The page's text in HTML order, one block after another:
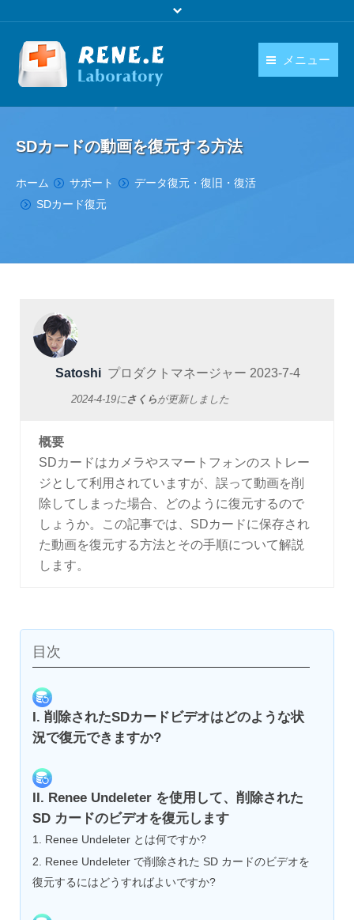
メニュー
ダウンロード
購入
日本語
SDカードの動画を復元する方法
You are here:
ホーム サポート
データ復元・復旧・復活
SDカード復元
Satoshi プロダクトマネージャー 2023-7-4
2024-4-19にさくらが更新しました
概要
SDカードはカメラやスマートフォンのストレー
ジとして利用されていますが、誤って動画を削
除してしまった場合、どのように復元するので
しょうか。この記事では、SDカードに保存され
た動画を復元する方法とその手順について解説
します。
目次
I. 削除されたSDカードビデオはどのような状
況で復元できますか?
II. Renee Undeleter を使用して、削除された
SD カードのビデオを復元します
1. Renee Undeleter とは何ですか?
2. Renee Undeleter で削除された SD カードのビデオを
復元するにはどうすればよいですか?